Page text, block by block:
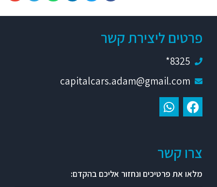
פרטים ליצירת קשר
8325*
capitalcars.adam@gmail.com
צרו קשר
מלאו את פרטיכים ונחזור אליכם בהקדם: